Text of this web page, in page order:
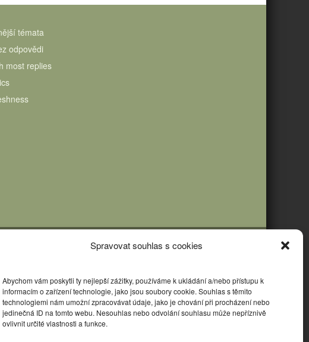
Spravovat souhlas s cookies
Abychom vám poskytli ty nejlepší zážitky, používáme k ukládání a/nebo přístupu k
informacím o zařízení technologie, jako jsou soubory cookie. Souhlas s těmito
technologiemi nám umožní zpracovávat údaje, jako je chování při procházení nebo
jedinečná ID na tomto webu. Nesouhlas nebo odvolání souhlasu může nepříznivě
ovlivnit určité vlastnosti a funkce.
témata
odpovědi
most replies